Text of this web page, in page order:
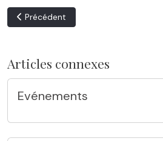
Article précédent : Politique de
Précédent
Articles connexes
Evénements